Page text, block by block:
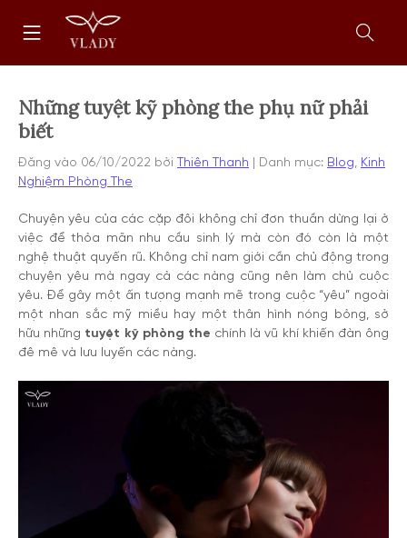
dung
Trang
chủ
form
Những tuyệt kỹ phòng the phụ nữ phải
biết
Đăng vào 06/10/2022 bởi Thiên Thanh Danh mục: Blog
Kinh
Nghiệm Phòng The
Chuyện yêu của các cặp đôi không chỉ đơn thuần dừng lại ở
việc để thỏa mãn nhu cầu sinh lý mà còn đó còn là một
nghệ thuật quyến rũ. Không chỉ nam giới cần chủ động trong
chuyện yêu mà ngay cả các nàng cũng nên làm chủ cuộc
yêu. Để gây một ấn tượng mạnh mẽ trong cuộc “yêu” ngoài
một nhan sắc mỹ miều hay một thân hình nóng bỏng, sở
hữu những tuyệt kỹ phòng the chính là vũ khí khiến đàn ông
đê mê và lưu luyến các nàng.